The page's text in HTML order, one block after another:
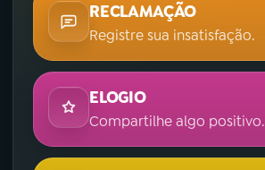
RECLAMAÇÃO
Registre sua insatisfação.
ELOGIO
Compartilhe algo positivo.